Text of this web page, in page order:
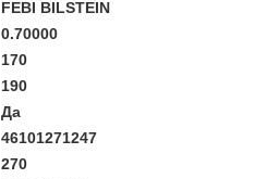
FEBI BILSTEIN
0.70000
170
190
Да
46101271247
270